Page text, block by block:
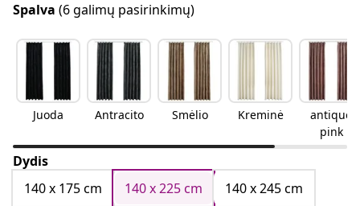
Spalva (6 galimų pasirinkimų)
Juoda Antracito Smėlio Kreminė
antique
pink
Dydis
140 x 175 cm
140 x 225 cm 140 x 245 cm